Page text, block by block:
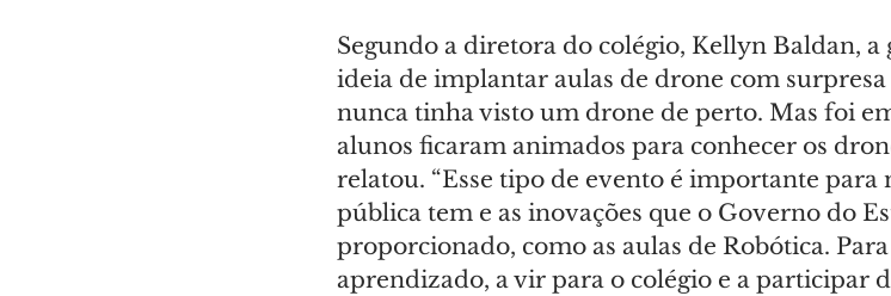
Segundo a diretora do colégio, Kellyn Baldan, a
ideia de implantar aulas de drone com surpresa
nunca tinha visto um drone de perto. Mas foi
alunos ficaram animados para conhecer os
relatou. “Esse tipo de evento é importante para
pública tem e as inovações que o Governo do
proporcionado, como as aulas de Robótica.
aprendizado, a vir para o colégio e a participar